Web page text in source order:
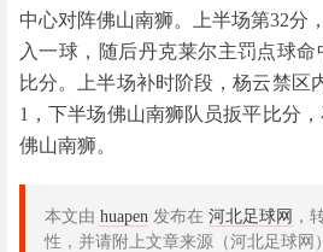
中心对阵佛山南狮。上半场第32分
入一球，随后丹克莱尔主罚点球
比分。上半场补时阶段，杨云禁区
1，下半场佛山南狮队员扳平比分
佛山南狮。
本文由 huapen 发布在 河北足球网 ，
性，并请附上文章来源（河北足球网